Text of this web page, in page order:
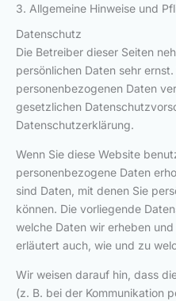
3. Allgemeine Hinweise und
Datenschutz
Die Betreiber dieser Seiten
persönlichen Daten sehr
personenbezogenen Daten
gesetzlichen
Datenschutzerklärung.
Wenn Sie diese Website
personenbezogene Daten
sind Daten, mit denen Sie
können. Die vorliegende
welche Daten wir erheben
erläutert auch, wie und zu
Wir weisen darauf hin, dass
(z. B. bei der Kommunikation